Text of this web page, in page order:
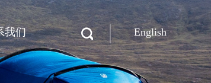
我们
联系迪晟
English